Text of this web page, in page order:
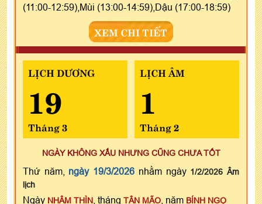
(11:00-12:59),Mùi (13:00-14:59),Dậu (17:00-18:59)
XEM CHI TIẾT
LỊCH DƯƠNG
19
Tháng 3
LỊCH ÂM
1
Tháng 2
NGÀY KHÔNG XẤU NHƯNG CŨNG CHƯA TỐT
Thứ năm, ngày 19/3/2026 nhằm ngày 1/2/2026 Âm
lịch
Ngày NHÂM THÌN , tháng TÂN MÃO , năm BÍNH NGỌ